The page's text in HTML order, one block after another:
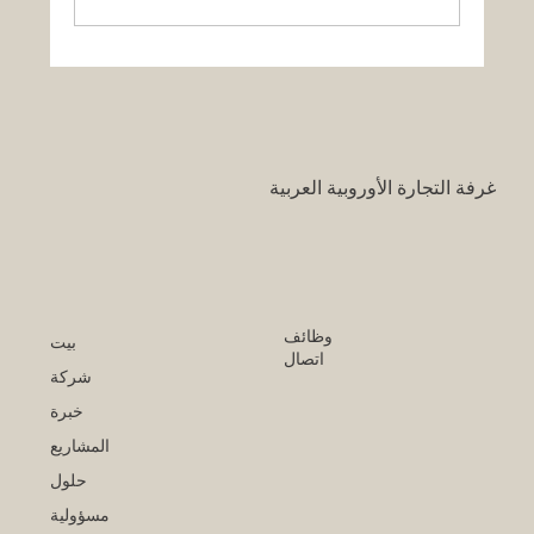
غرفة التجارة الأوروبية العربية
بيت
شركة
خبرة
المشاريع
حلول
مسؤولية
وظائف
اتصال